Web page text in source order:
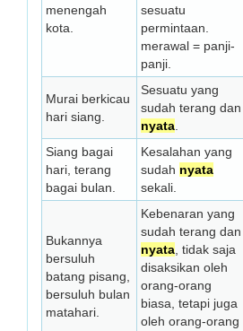
menengah
kota.
sesuatu
permintaan.
merawal = panji-
panji.
Murai berkicau
hari siang.
Sesuatu yang
sudah terang dan
nyata
Siang bagai
hari, terang
bagai bulan.
Kesalahan yang
sudah nyata
sekali.
Bukannya
bersuluh
batang pisang,
bersuluh bulan
matahari.
Kebenaran yang
sudah terang dan
nyata , tidak saja
disaksikan oleh
orang-orang
biasa, tetapi juga
oleh orang-orang